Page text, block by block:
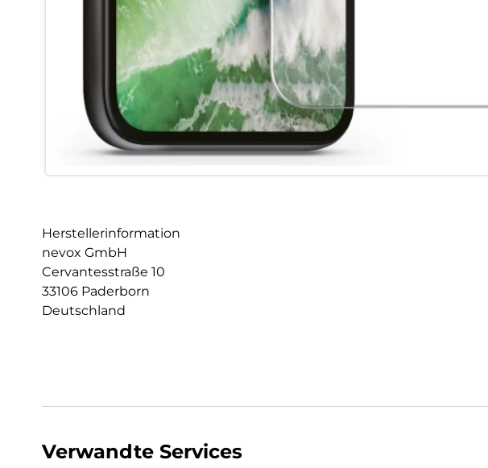
Herstellerinformation
nevox GmbH
Cervantesstraße 10
33106 Paderborn
Deutschland
Verwandte Services